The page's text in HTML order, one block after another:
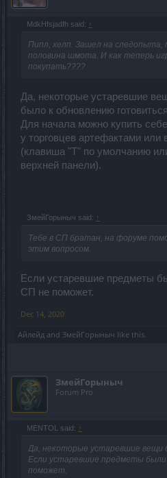
MdkHfsjadfh said: ↑
Пипл, хелп. Зашел на следопыта,
половина шмота. И как теперь
покупать????
Да, некоторые устаревшие
было к обновлению
Для начала можно купить
у торговцев артефактами или
(клавиша "Т" по умолчанию
верхней панели).
ЗмейГорыныч said: ↑
Тебе в СП братан, на форуме
этим вопросом.
Если устаревшие предметы
СП не поможет.
Dec 14, 2020
Айлейд and ЗмейГорыныч like this.
ЗмейГорыныч
Forum Pro
MENTOL said: ↑
Да, некоторые устаревшие вещи
Если устаревшие предметы
поможет.